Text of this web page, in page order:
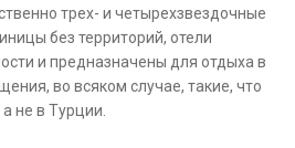
трех- и четырехзвездочные
без территорий, отели
и предназначены для отдыха в
во всяком случае, такие, что
не в Турции.